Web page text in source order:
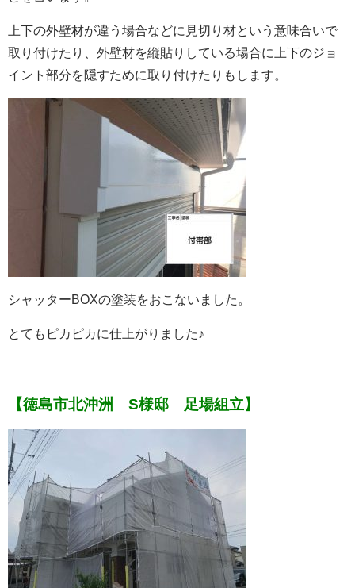
上下の外壁材が違う場合などに見切り材という意味合いで
取り付けたり、外壁材を縦貼りしている場合に上下のジョ
イント部分を隠すために取り付けたりもします。
シャッターBOXの塗装をおこないました。
とてもピカピカに仕上がりました♪
【徳島市北沖洲 S様邸 足場組立】